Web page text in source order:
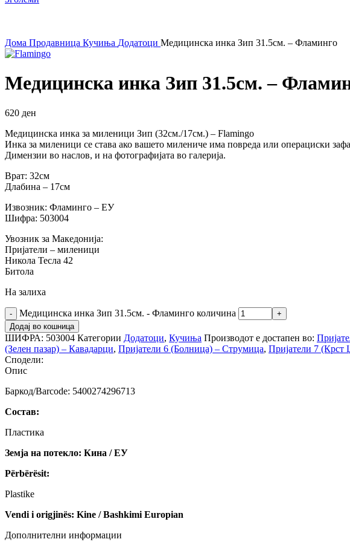
Дома Продавница Кучиња Додатоци Медицинска инка Зип 31.5см. – Фламинго
Медицинска инка Зип 31.5см. –
620 ден
Медицинска инка за миленици Зип (32см./17см.) – Flamingo
Инка за миленици се става ако вашето милениче има повреда или операциски
Димензии во наслов, и на фотографијата во галерија.
Врат: 32см
Длабина – 17см
Извозник: Фламинго – ЕУ
Шифра: 503004
Увозник за Македонија:
Пријатели – миленици
Никола Тесла 42
Битола
На залиха
Медицинска инка Зип 31.5см. - Фламинго количина
Додај во кошница
ШИФРА: 503004 Категории Додатоци, Кучиња Производот е достапен во:
(Зелен пазар) – Кавадарци, Пријатели 6 (Болница) – Струмица, Пријатели 7 (Крст
Сподели:
Опис
Баркод/Barcode: 5400274296713
Состав:
Пластика
Земја на потекло: Кина / ЕУ
Përbërësit:
Plastike
Vendi i origjinës: Kine / Bashkimi Europian
Дополнителни информации